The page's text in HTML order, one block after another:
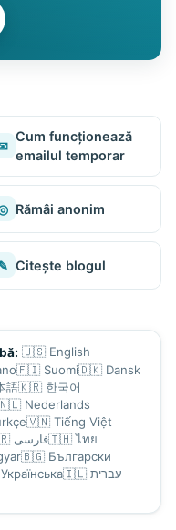
Cum funcționează
emailul temporar
Rămâi anonim
Citește blogul
🇺🇸 English
🇫🇮 Suomi🇩🇰 Dansk
語🇰🇷 한국어
Nederlands
🇻🇳 Tiếng Việt
فارسی🇹🇭ไทย
🇧🇬 Български
Українська🇮🇱 עברית